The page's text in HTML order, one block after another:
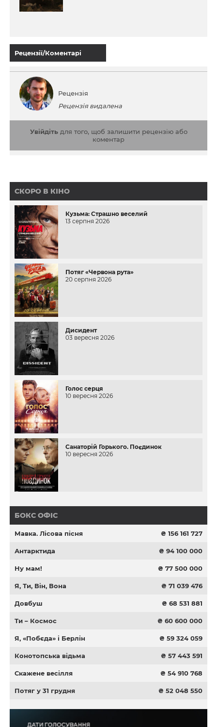
Рецензії/Коментарі
Рецензія
Рецензія видалена
Увійдітьдля того, щоб залишити рецензію або
коментар
СКОРО В КІНО
Кузьма: Страшно веселий
13 серпня 2026
Потяг «Червона рута»
20 серпня 2026
Дисидент
03 вересня 2026
Голос серця
10 вересня 2026
Санаторій Горького. Поєдинок
10 вересня 2026
БОКС ОФІС
Мавка. Лісова пісня ₴ 156 161 727
Антарктида ₴ 94 100 000
Ну мам! ₴ 77 500 000
Я, Ти, Він, Вона ₴ 71 039 476
Довбуш ₴ 68 531 881
Ти – Космос ₴ 60 600 000
Я, «Побєда» і Берлін ₴ 59 324 059
Конотопська відьма ₴ 57 443 591
Скажене весілля ₴ 54 910 768
Потяг у 31 грудня ₴ 52 048 550